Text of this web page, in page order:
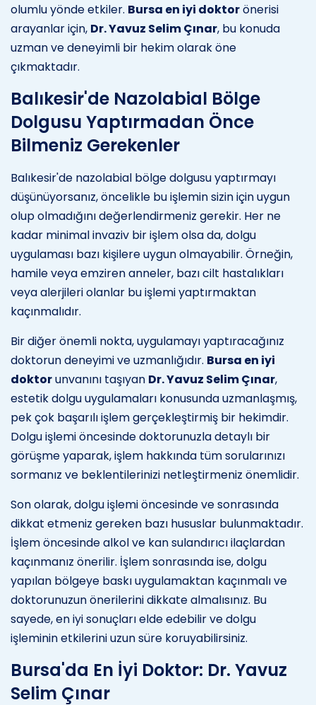
olumlu yönde etkiler. Bursa en iyi doktorönerisi
arayanlar için, Dr. Yavuz Selim Çınar, bu konuda
uzman ve deneyimli bir hekim olarak öne
çıkmaktadır.
Balıkesir'de Nazolabial Bölge
Dolgusu Yaptırmadan Önce
Bilmeniz Gerekenler
Balıkesir'de nazolabial bölge dolgusu yaptırmayı
düşünüyorsanız, öncelikle bu işlemin sizin için uygun
olup olmadığını değerlendirmeniz gerekir. Her ne
kadar minimal invaziv bir işlem olsa da, dolgu
uygulaması bazı kişilere uygun olmayabilir. Örneğin,
hamile veya emziren anneler, bazı cilt hastalıkları
veya alerjileri olanlar bu işlemi yaptırmaktan
kaçınmalıdır.
Bir diğer önemli nokta, uygulamayı yaptıracağınız
doktorun deneyimi ve uzmanlığıdır. Bursa en iyi
doktorunvanını taşıyan Dr. Yavuz Selim Çınar,
estetik dolgu uygulamaları konusunda uzmanlaşmış,
pek çok başarılı işlem gerçekleştirmiş bir hekimdir.
Dolgu işlemi öncesinde doktorunuzla detaylı bir
görüşme yaparak, işlem hakkında tüm sorularınızı
sormanız ve beklentilerinizi netleştirmeniz önemlidir.
Son olarak, dolgu işlemi öncesinde ve sonrasında
dikkat etmeniz gereken bazı hususlar bulunmaktadır.
İşlem öncesinde alkol ve kan sulandırıcı ilaçlardan
kaçınmanız önerilir. İşlem sonrasında ise, dolgu
yapılan bölgeye baskı uygulamaktan kaçınmalı ve
doktorunuzun önerilerini dikkate almalısınız. Bu
sayede, en iyi sonuçları elde edebilir ve dolgu
işleminin etkilerini uzun süre koruyabilirsiniz.
Bursa'da En İyi Doktor: Dr. Yavuz
Selim Çınar